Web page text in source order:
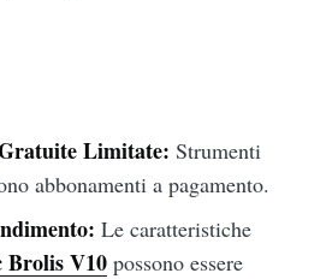
Limitate: Strumenti
abbonamenti a pagamento.
Le caratteristiche
Brolis V10possono essere